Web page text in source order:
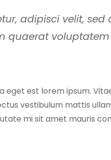
adipisci velit, sed
quaerat voluptatem
eget est lorem ipsum.
vestibulum mattis
mi sit amet mauris